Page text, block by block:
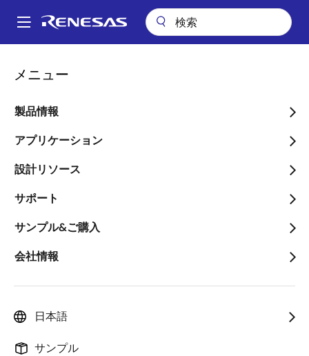
ン
Main
メニュー
製品情報
アプリケーション
設計リソース
サポート
サンプル&ご購入
会社情報
日本語
サンプル
パ
ン
く
ず
統合テレマティクスゲートウェイ:安全性、接続性、効率性を備えた車
統合テレマティクスゲート
ウェイ:安全性、接続性、効
率性を備えた車両システム
画
プロダクトマーケティングエンジニア